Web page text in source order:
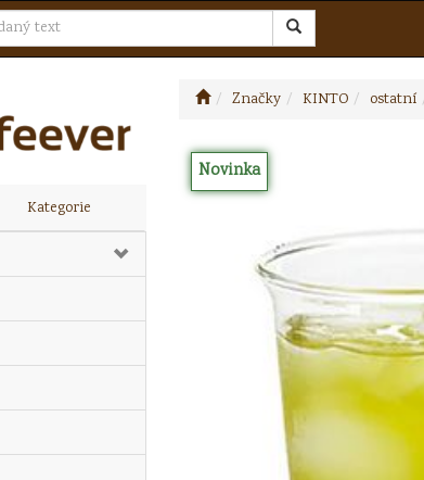
Kategorie
Značky KINTO ostatní
Novinka